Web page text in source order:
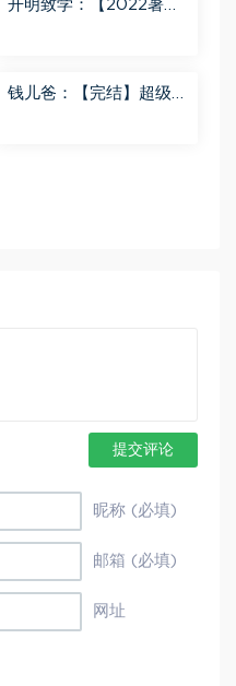
开明致学：【2022暑
钱儿爸：【完结】超级
提交评论
昵称 (必填)
邮箱 (必填)
网址